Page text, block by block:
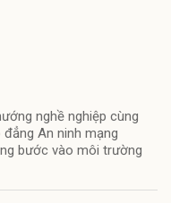
nghề nghiệp cùng
An ninh mạng
bước vào môi trường